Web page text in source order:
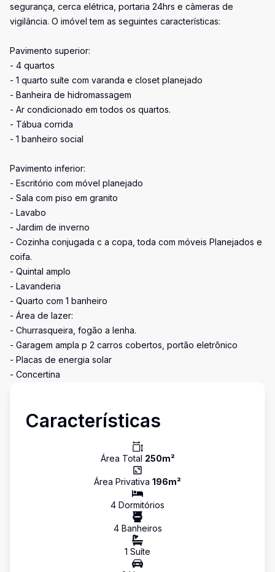
segurança, cerca elétrica, portaria 24hrs e câmeras de
vigilância. O imóvel tem as seguintes características:
Pavimento superior:
- 4 quartos
- 1 quarto suíte com varanda e closet planejado
- Banheira de hidromassagem
- Ar condicionado em todos os quartos.
- Tábua corrida
- 1 banheiro social
Pavimento inferior:
- Escritório com móvel planejado
- Sala com piso em granito
- Lavabo
- Jardim de inverno
- Cozinha conjugada c a copa, toda com móveis Planejados e
coifa.
- Quintal amplo
- Lavanderia
- Quarto com 1 banheiro
- Área de lazer:
- Churrasqueira, fogão a lenha.
- Garagem ampla p 2 carros cobertos, portão eletrônico
- Placas de energia solar
- Concertina
Características
Área Total 250m²
Área Privativa 196m²
4 Dormitórios
4Banheiros
1 Suíte